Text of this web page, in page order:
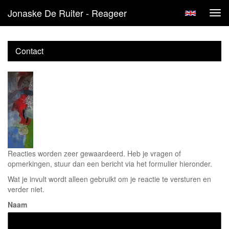
Jonaske De Ruiter - Reageer
Contact
Reacties worden zeer gewaardeerd. Heb je vragen of
opmerkingen, stuur dan een bericht via het formulier hieronder.
Wat je invult wordt alleen gebruikt om je reactie te versturen en
verder niet.
Naam